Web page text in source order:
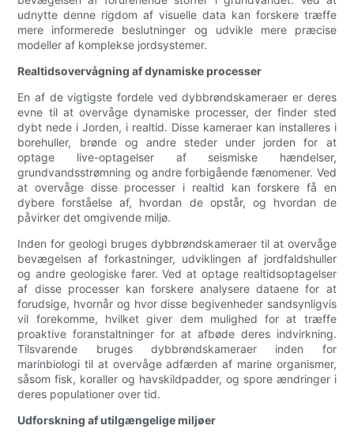
udnytte denne rigdom af visuelle data kan forskere træffe
mere informerede beslutninger og udvikle mere præcise
modeller af komplekse jordsystemer.
Realtidsovervågning af dynamiske processer
En af de vigtigste fordele ved dybbrøndskameraer er deres
evne til at overvåge dynamiske processer, der finder sted
dybt nede i Jorden, i realtid. Disse kameraer kan installeres i
borehuller, brønde og andre steder under jorden for at
optage live-optagelser af seismiske hændelser,
grundvandsstrømning og andre forbigående fænomener. Ved
at overvåge disse processer i realtid kan forskere få en
dybere forståelse af, hvordan de opstår, og hvordan de
påvirker det omgivende miljø.
Inden for geologi bruges dybbrøndskameraer til at overvåge
bevægelsen af ​​forkastninger, udviklingen af ​​jordfaldshuller
og andre geologiske farer. Ved at optage realtidsoptagelser
af disse processer kan forskere analysere dataene for at
forudsige, hvornår og hvor disse begivenheder sandsynligvis
vil forekomme, hvilket giver dem mulighed for at træffe
proaktive foranstaltninger for at afbøde deres indvirkning.
Tilsvarende bruges dybbrøndskameraer inden for
marinbiologi til at overvåge adfærden af ​​marine organismer,
såsom fisk, koraller og havskildpadder, og spore ændringer i
deres populationer over tid.
Udforskning af utilgængelige miljøer